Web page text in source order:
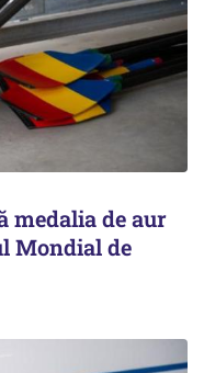
medalia de aur
Mondial de